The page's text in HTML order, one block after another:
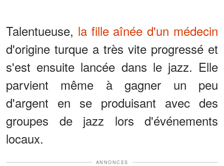
Talentueuse, la fille aînée d'un médecin
d'origine turque a très vite progressé et
s'est ensuite lancée dans le jazz. Elle
parvient même à gagner un peu
d'argent en se produisant avec des
groupes de jazz lors d'événements
locaux.
ANNONCES